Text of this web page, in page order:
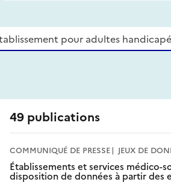
49 publications
COMMUNIQUÉ DE PRESSE JEUX DE
Établissements et services médico-
disposition de données à partir des